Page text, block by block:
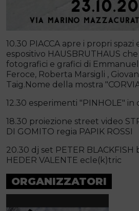
10.30 PIACCA apre i propri spazi
espositivo HAUSBRUTHAUS
fotografici e grafici di
Feroce, Roberta Marsigli ,
Taig.Nome della mostra
12.30 esperimenti "PINHOLE" in
18.30 proiezione street video
DI GOMITO regia PAPIK ROSSI
20.30 dj set PETER BLACKFISH
HEDER VALENTE ecle(k)tric
ORGANIZZATORI